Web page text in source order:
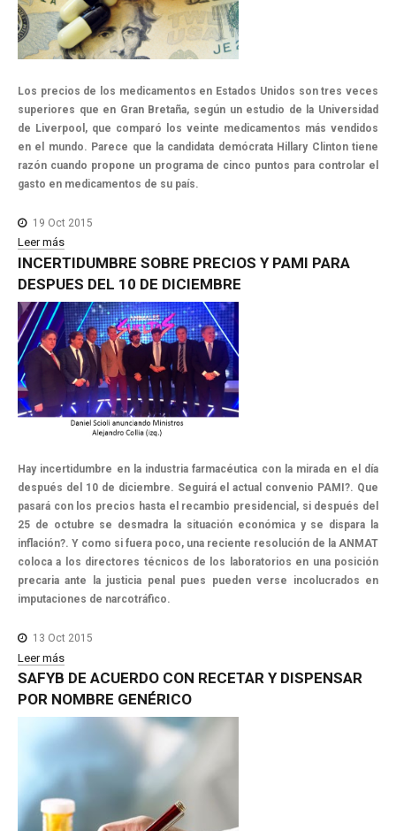
Los precios de los medicamentos en Estados Unidos son tres veces
superiores que en Gran Bretaña, según un estudio de la Universidad
de Liverpool, que comparó los veinte medicamentos más vendidos
en el mundo. Parece que la candidata demócrata Hillary Clinton tiene
razón cuando propone un programa de cinco puntos para controlar el
gasto en medicamentos de su país.
19 Oct 2015
Leer más
INCERTIDUMBRE SOBRE PRECIOS Y PAMI PARA
DESPUES DEL 10 DE DICIEMBRE
Hay incertidumbre en la industria farmacéutica con la mirada en el día
después del 10 de diciembre. Seguirá el actual convenio PAMI?. Que
pasará con los precios hasta el recambio presidencial, si después del
25 de octubre se desmadra la situación económica y se dispara la
inflación?. Y como si fuera poco, una reciente resolución de la ANMAT
coloca a los directores técnicos de los laboratorios en una posición
precaria ante la justicia penal pues pueden verse incolucrados en
imputaciones de narcotráfico.
13 Oct 2015
Leer más
SAFYB DE ACUERDO CON RECETAR Y DISPENSAR
POR NOMBRE GENÉRICO